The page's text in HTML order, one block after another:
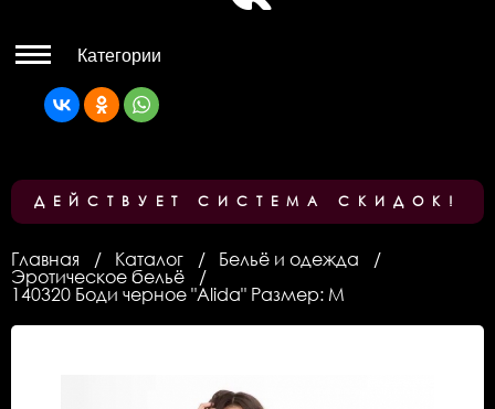
Категории
ДЕЙСТВУЕТ СИСТЕМА СКИДОК!
Главная Каталог
Бельё и одежда
Эротическое бельё
140320 Боди черное "Alida" Размер: M